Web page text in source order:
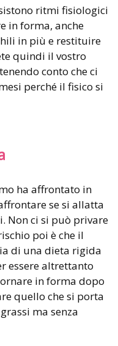
ritmi fisiologici
in forma, anche
in più e restituire
quindi il vostro
conto che ci
perché il fisico si
ha affrontato in
se si allatta
Non ci si può privare
poi è che il
di una dieta rigida
essere altrettanto
in forma dopo
quello che si porta
ma senza